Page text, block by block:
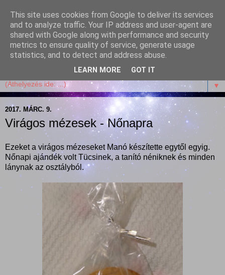
Garffyka
Szösszenetek a konyhámból, az életemből. Mosollyal,
receptekkel, vidámsággal, marcipánnal, csokival.
▼
2017. MÁRC. 9.
Virágos mézesek - Nőnapra
Ezeket a virágos mézeseket Manó készítette egytől egyig.
Nőnapi ajándék volt Tücsinek, a tanító néniknek és minden
lánynak az osztályból.
This site uses cookies from Google to deliver its services
and to analyze traffic. Your IP address and user-agent are
shared with Google along with performance and security
metrics to ensure quality of service, generate usage
statistics, and to detect and address abuse.
LEARN MORE GOT IT